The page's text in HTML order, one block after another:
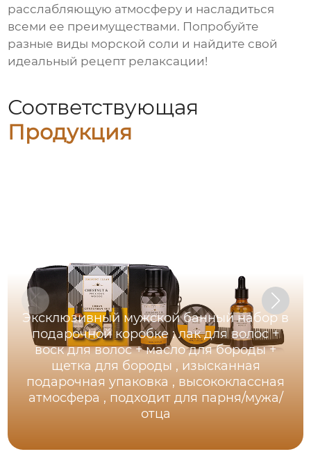
расслабляющую атмосферу и насладиться
всеми ее преимуществами. Попробуйте
разные виды морской соли и найдите свой
идеальный рецепт релаксации!
Соответствующая
Продукция
Эксклюзивный мужской банный набор в
подарочной коробке : лак для волос +
воск для волос + масло для бороды +
щетка для бороды , изысканная
подарочная упаковка , высококлассная
атмосфера , подходит для парня/мужа/
отца